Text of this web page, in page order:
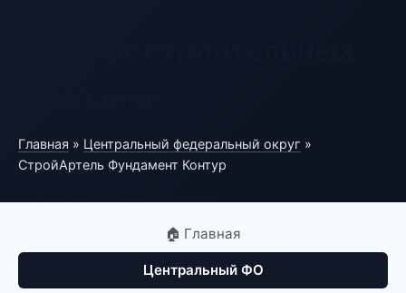
Главная » Центральный федеральный округ »
СтройАртель Фундамент Контур
🏠 Главная
Центральный ФО